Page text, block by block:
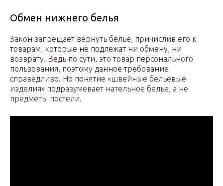
Обмен нижнего белья
Закон запрещает вернуть белье, причислив его к
товарам, которые не подлежат ни обмену, ни
возврату. Ведь по сути, это товар персонального
пользования, поэтому данное требование
справедливо. Но понятие «швейные бельевые
изделия» подразумевает нательное белье, а не
предметы постели.